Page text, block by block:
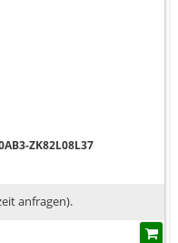
ZK82L08L37
anfragen).